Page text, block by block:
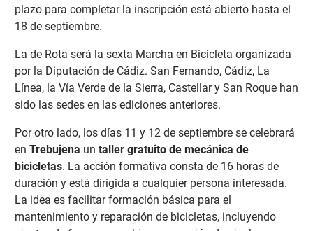
plazo para completar la inscripción está abierto hasta el
18 de septiembre.
La de Rota será la sexta Marcha en Bicicleta organizada
por la Diputación de Cádiz. San Fernando, Cádiz, La
Línea, la Vía Verde de la Sierra, Castellar y San Roque han
sido las sedes en las ediciones anteriores.
Por otro lado, los días 11 y 12 de septiembre se celebrará
en Trebujena un taller gratuito de mecánica de
bicicletas. La acción formativa consta de 16 horas de
duración y está dirigida a cualquier persona interesada.
La idea es facilitar formación básica para el
mantenimiento y reparación de bicicletas, incluyendo